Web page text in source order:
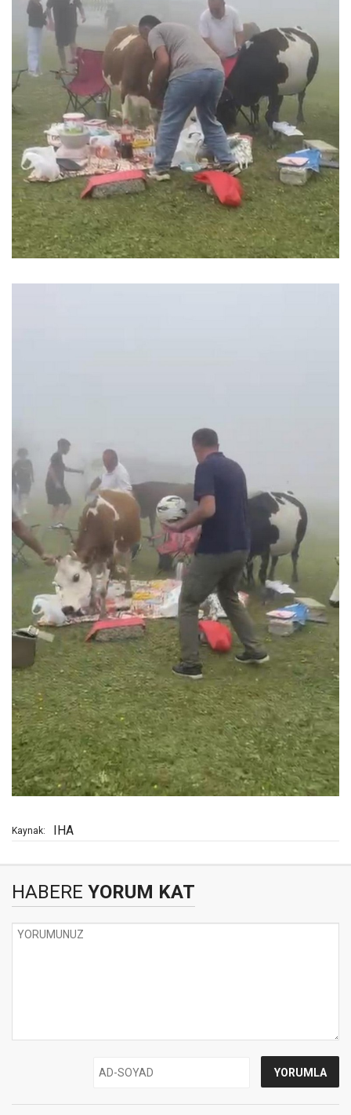
Kaynak: IHA
HABERE YORUM KAT